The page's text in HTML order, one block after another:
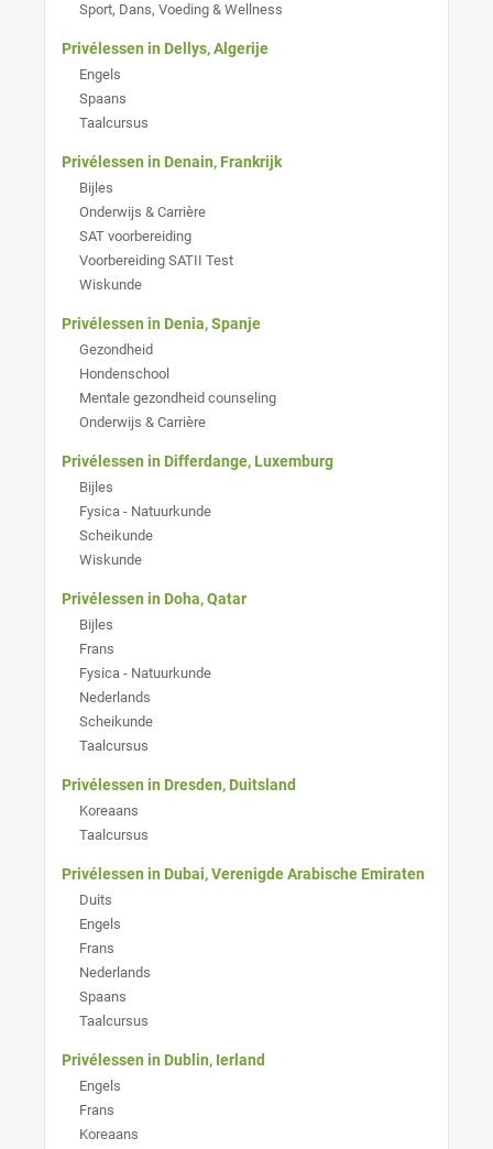
Sport, Dans, Voeding & Wellness
Privélessen in Dellys, Algerije
Engels
Spaans
Taalcursus
Privélessen in Denain, Frankrijk
Bijles
Onderwijs & Carrière
SAT voorbereiding
Voorbereiding SATII Test
Wiskunde
Privélessen in Denia, Spanje
Gezondheid
Hondenschool
Mentale gezondheid counseling
Onderwijs & Carrière
Privélessen in Differdange, Luxemburg
Bijles
Fysica - Natuurkunde
Scheikunde
Wiskunde
Privélessen in Doha, Qatar
Bijles
Frans
Fysica - Natuurkunde
Nederlands
Scheikunde
Taalcursus
Privélessen in Dresden, Duitsland
Koreaans
Taalcursus
Privélessen in Dubai, Verenigde Arabische Emiraten
Duits
Engels
Frans
Nederlands
Spaans
Taalcursus
Privélessen in Dublin, Ierland
Engels
Frans
Koreaans